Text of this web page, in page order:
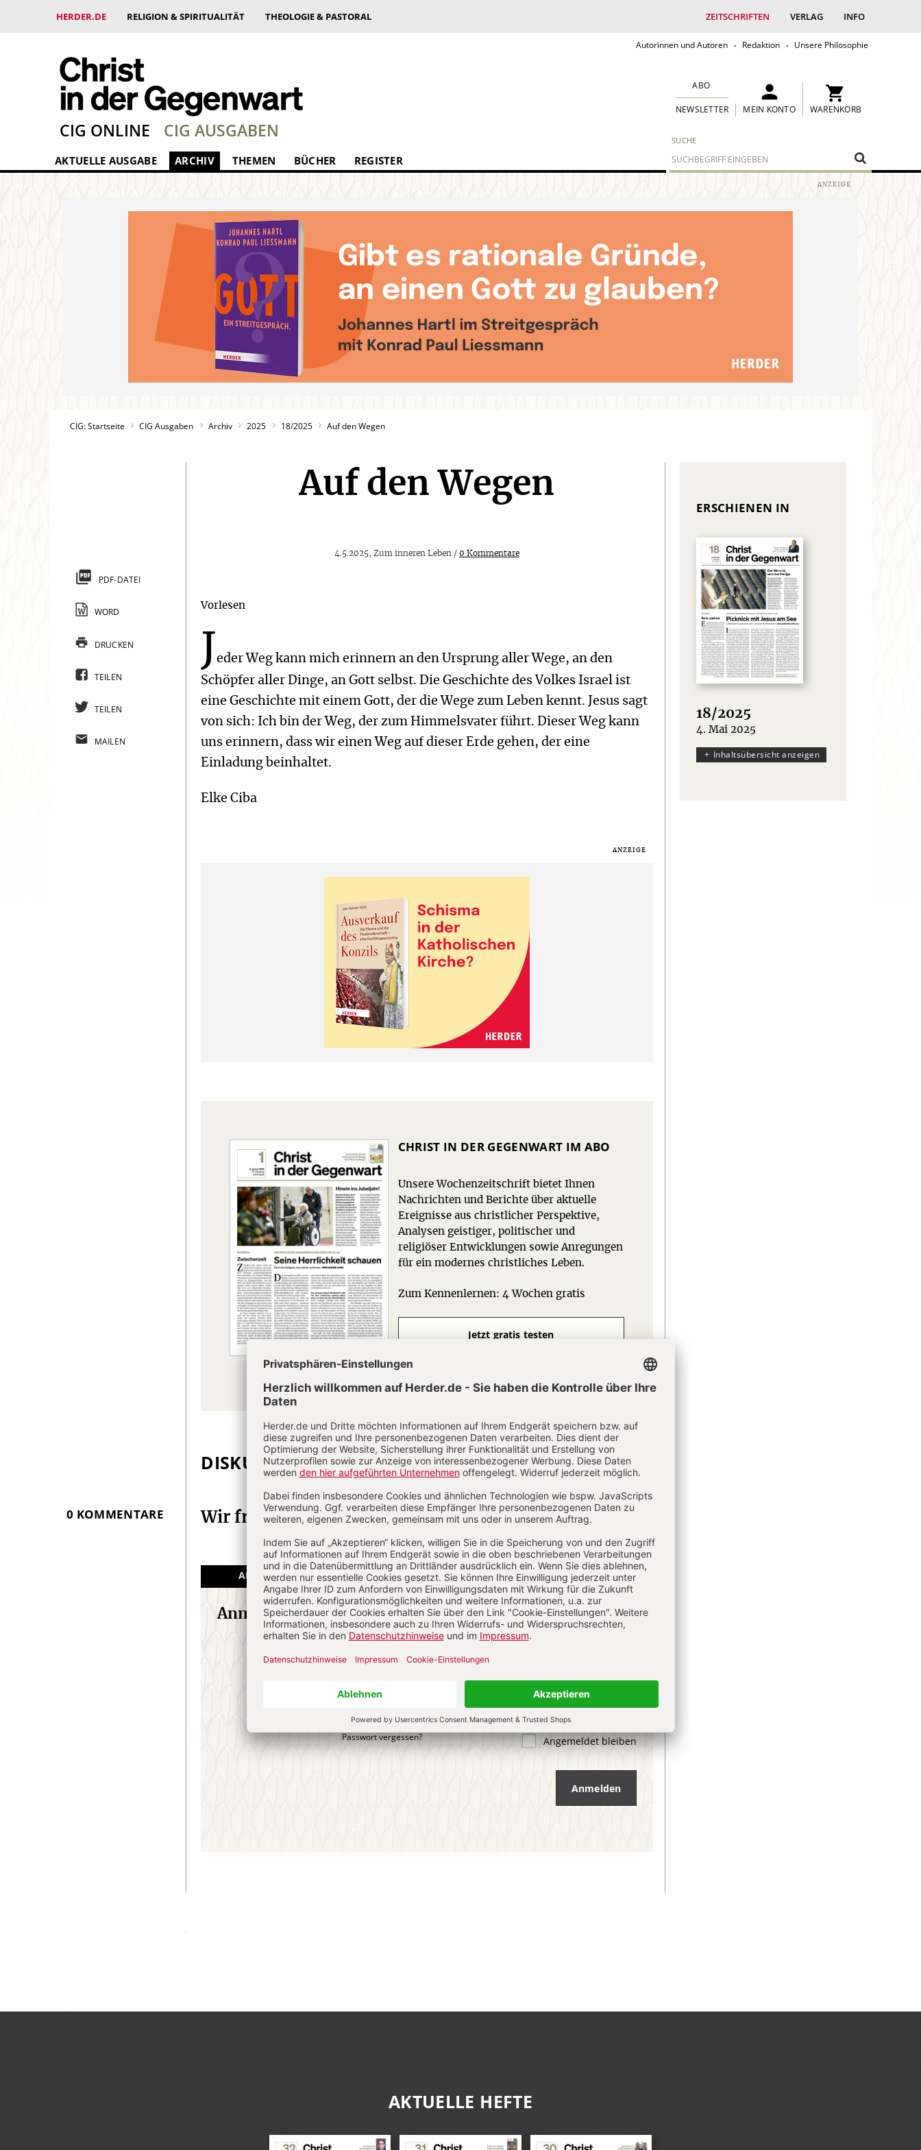
HERDER.DE RELIGION & SPIRITUALITÄT THEOLOGIE & PASTORAL ZEITSCHRIFTEN VERLAG INFO
Autorinnen und Autoren Redaktion Unsere Philosophie
SUCHE
ABO
NEWSLETTER MEIN KONTO WARENKORB
CIG ONLINE CIG AUSGABEN
AKTUELLE AUSGABE ARCHIV THEMEN BÜCHER REGISTER
CIG: Startseite CIG Ausgaben Archiv 2025 18/2025 Auf den Wegen
Auf den Wegen
4.5.2025, Zum inneren Leben / 0 Kommentare
Vorlesen
Jeder Weg kann mich erinnern an den Ursprung aller Wege, an den
Schöpfer aller Dinge, an Gott selbst. Die Geschichte des Volkes Israel ist
eine Geschichte mit einem Gott, der die Wege zum Leben kennt. Jesus sagt
von sich: Ich bin der Weg, der zum Himmelsvater führt. Dieser Weg kann
uns erinnern, dass wir einen Weg auf dieser Erde gehen, der eine
Einladung beinhaltet.
Elke Ciba
CHRIST IN DER GEGENWART IM ABO
Unsere Wochenzeitschrift bietet Ihnen
Nachrichten und Berichte über aktuelle
Ereignisse aus christlicher Perspektive,
Analysen geistiger, politischer und
religiöser Entwicklungen sowie Anregungen
für ein modernes christliches Leben.
Zum Kennenlernen: 4 Wochen gratis
Jetzt gratis testen
PDF-DATEI
WORD
DRUCKEN
TEILEN
TEILEN
MAILEN
Infos
DISKUSSION Kommentieren
0 KOMMENTARE Wir freuen uns über Ihren Kommentar
ANGEMELDET KOMMENTIEREN ALS GAST KOMMENTIEREN
Anmeldung
Passwort vergessen? Angemeldet bleiben
Anmelden
ERSCHIENEN IN
18/2025
:
4. Mai 2025
Inhaltsübersicht anzeigen
AKTUELLE HEFTE